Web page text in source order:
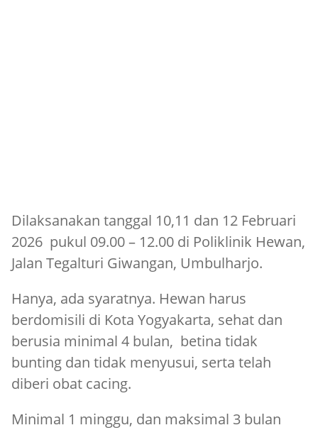
Dilaksanakan tanggal 10,11 dan 12 Februari
2026 pukul 09.00 – 12.00 di Poliklinik Hewan,
Jalan Tegalturi Giwangan, Umbulharjo.
Hanya, ada syaratnya. Hewan harus
berdomisili di Kota Yogyakarta, sehat dan
berusia minimal 4 bulan, betina tidak
bunting dan tidak menyusui, serta telah
diberi obat cacing.
Minimal 1 minggu, dan maksimal 3 bulan